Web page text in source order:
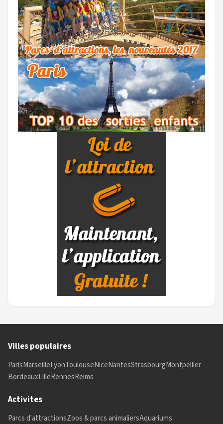
Villes populaires
ParisMarseilleLyonToulouseNiceNantesStrasbourgMontpellier
BordeauxLilleRennesReims
Activites
Parcs d'attractionsZoos & parcs animaliersAquariums